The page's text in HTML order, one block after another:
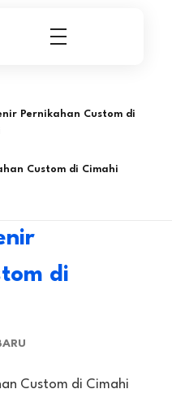
Pernikahan Custom di
Custom di Cimahi
di
Custom di Cimahi